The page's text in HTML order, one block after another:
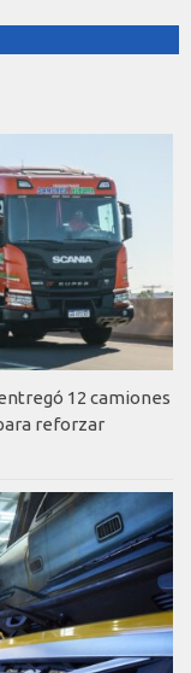
12 camiones
reforzar